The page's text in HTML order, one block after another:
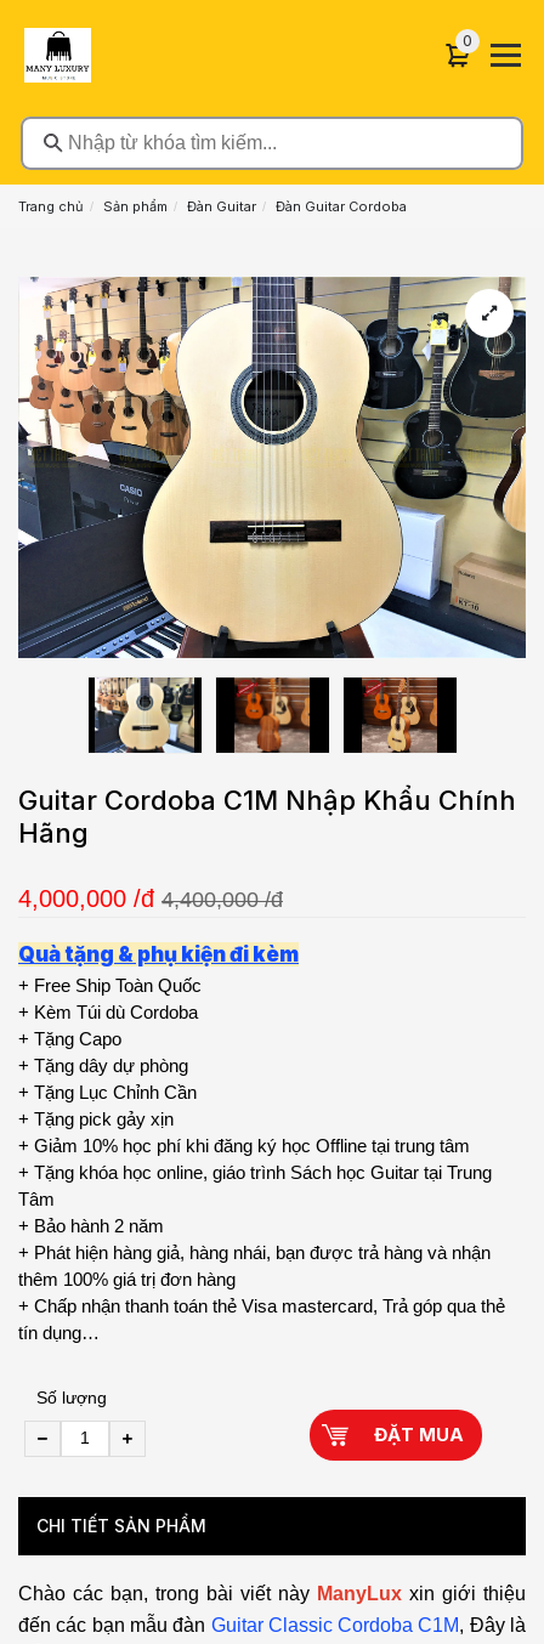
Nhập từ khóa tìm kiếm...
00 sản
Trang chủ Sản phẩm Đàn Guitar Đàn Guitar Cordoba
Guitar Cordoba C1M Nhập Khẩu Chính
Hãng
4,000,000 /đ 4,400,000 /đ
Quà tặng & phụ kiện đi kèm
+ Free Ship Toàn Quốc
+ Kèm Túi dù Cordoba
+ Tặng Capo
+ Tặng dây dự phòng
+ Tặng Lục Chỉnh Cần
+ Tặng pick gảy xịn
+ Giảm 10% học phí khi đăng ký học Offline tại trung tâm
+ Tặng khóa học online, giáo trình Sách học Guitar tại Trung
Tâm
+ Bảo hành 2 năm
+ Phát hiện hàng giả, hàng nhái, bạn được trả hàng và nhận
thêm 100% giá trị đơn hàng
+ Chấp nhận thanh toán thẻ Visa mastercard, Trả góp qua thẻ
tín dụng…
Số lượng
ĐẶT MUA
CHI TIẾT SẢN PHẨM
Chào các bạn, trong bài viết này ManyLux xin giới thiệu
đến các bạn mẫu đàn Guitar Classic Cordoba C1M, Đây là